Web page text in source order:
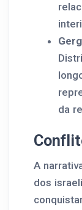
da
A
dos